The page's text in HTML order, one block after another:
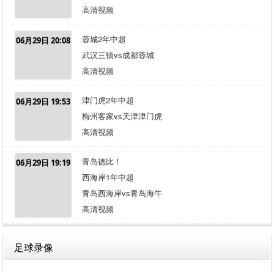
高清视频
06月29日 20:08
蓉城2年中超
武汉三镇vs成都蓉城
高清视频
06月29日 19:53
津门虎2年中超
梅州客家vs天津津门虎
高清视频
06月29日 19:19
青岛德比！
西海岸1年中超
青岛西海岸vs青岛海牛
高清视频
足球录像